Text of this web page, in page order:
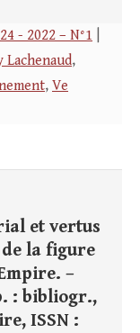
- 2022 – N°1
Lachenaud,
, Ve
et vertus
la figure
–
: bibliogr.,
ISSN :